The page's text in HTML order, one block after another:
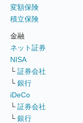
変額保険
積立保険
金融
ネット証券
NISA
└ 証券会社
└ 銀行
iDeCo
└ 証券会社
└ 銀行